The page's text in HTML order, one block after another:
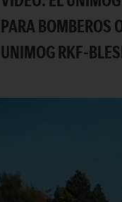
PARA BOMBEROS
UNIMOG RKF-